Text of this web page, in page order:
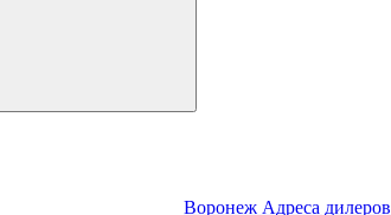
Воронеж Aдреса дилеров